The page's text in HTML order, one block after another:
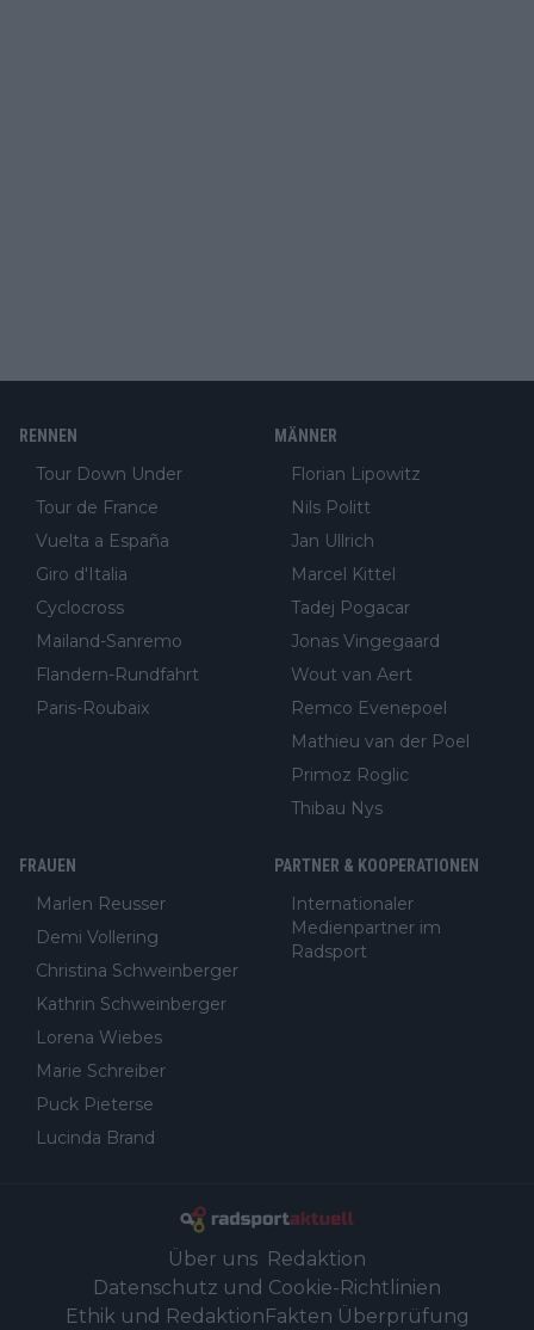
RENNEN
Tour Down Under
Tour de France
Vuelta a España
Giro d'Italia
Cyclocross
Mailand-Sanremo
Flandern-Rundfahrt
Paris-Roubaix
MÄNNER
Florian Lipowitz
Nils Politt
Jan Ullrich
Marcel Kittel
Tadej Pogacar
Jonas Vingegaard
Wout van Aert
Remco Evenepoel
Mathieu van der Poel
Primoz Roglic
Thibau Nys
FRAUEN
Marlen Reusser
Demi Vollering
Christina Schweinberger
Kathrin Schweinberger
Lorena Wiebes
Marie Schreiber
Puck Pieterse
Lucinda Brand
PARTNER & KOOPERATIONEN
Internationaler
Medienpartner im
Radsport
Über uns Redaktion
Datenschutz und Cookie-Richtlinien
Ethik und Redaktion Fakten Überprüfung